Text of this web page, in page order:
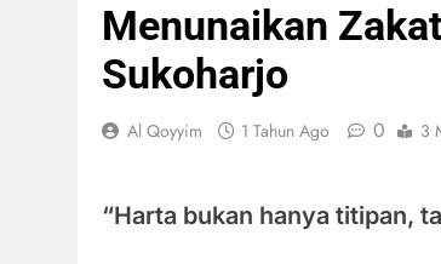
Menunaikan
Sukoharjo
Al Qoyyim 1 Tahun Ago 0 3
“Harta bukan hanya titipan,